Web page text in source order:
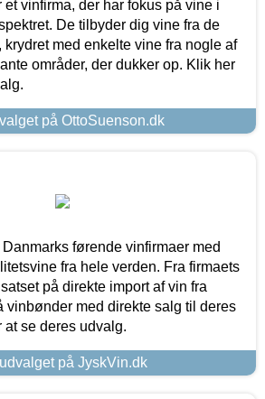
vinfirma, der har fokus på vine i
De tilbyder dig vine fra de
krydret med enkelte vine fra nogle af
områder, der dukker op. Klik her
på OttoSuenson.dk
førende vinfirmaer med
fra hele verden. Fra firmaets
på direkte import af vin fra
vinbønder med direkte salg til deres
at se deres udvalg.
på JyskVin.dk